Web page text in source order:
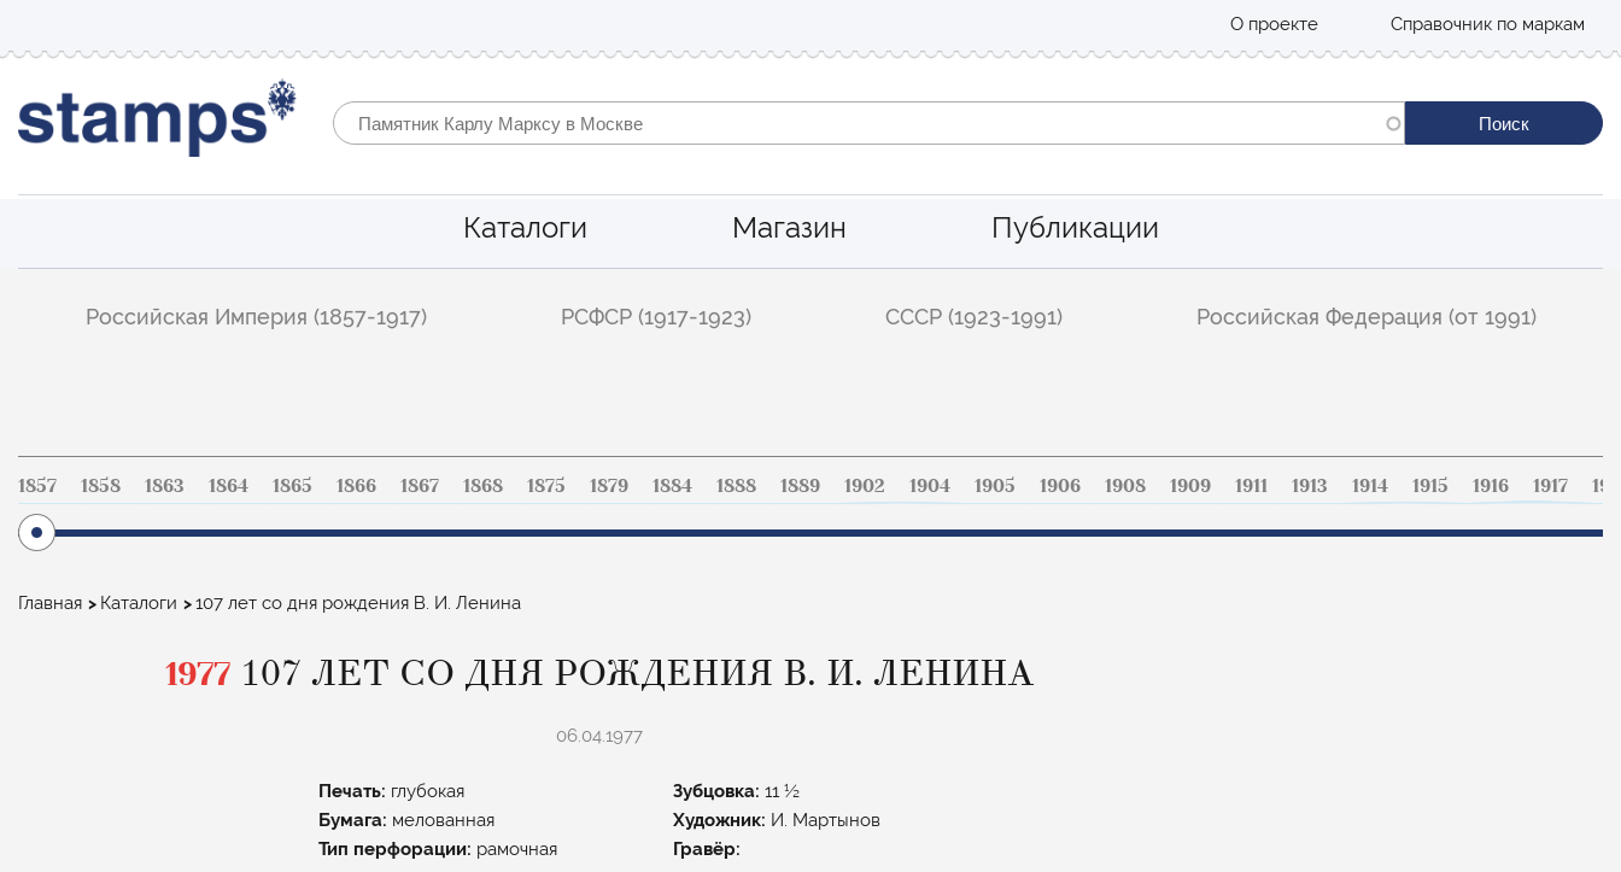
О проекте Справочник по маркам
Каталоги Магазин Публикации
Российская Империя (1857-1917) РСФСР (1917-1923) СССР (1923-1991) Российская Федерация (от 1991)
1857 1858 1863 1864 1865 1866 1867 1868 1875 1879 1884 1888 1889 1902 1904 1905 1906 1908 1909 1911 1913 1914 1915 1916 1917
Строка
Главная Каталоги 107 лет со дня рождения В. И. Ленина
1977 107 ЛЕТ СО ДНЯ РОЖДЕНИЯ В. И. ЛЕНИНА
06.04.1977
Печать: глубокая
Бумага: мелованная
Тип перфорации: рамочная
Зубцовка:11 ½
Художник: И. Мартынов
Гравёр: